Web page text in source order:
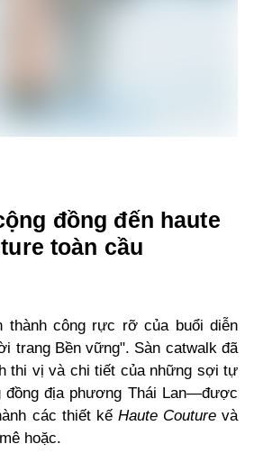
đồng đến haute
toàn cầu
thành công rực rỡ của buổi diễn
trang Bền vững". Sàn catwalk đã
thi vị và chi tiết của những sợi tự
địa phương Thái Lan—được
các thiết kế Haute Couturevà
hoặc.